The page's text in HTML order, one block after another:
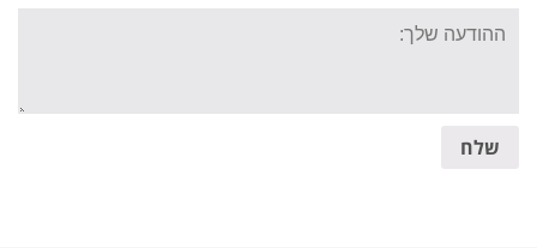
Your
message:
שלח